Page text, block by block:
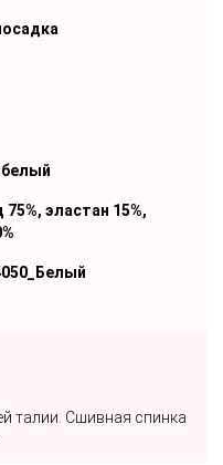
белый
эластан 15%,
талии. Сшивная спинка